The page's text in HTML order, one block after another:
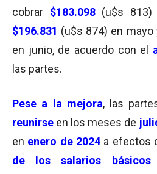
cobrar $183.098(u$s 813)
$196.831 (u$s 874) en mayo
en junio, de acuerdo con el
las partes.
Pese a la mejora, las
reunirse en los meses de
en enero de 2024 a efectos
de los salarios básicos